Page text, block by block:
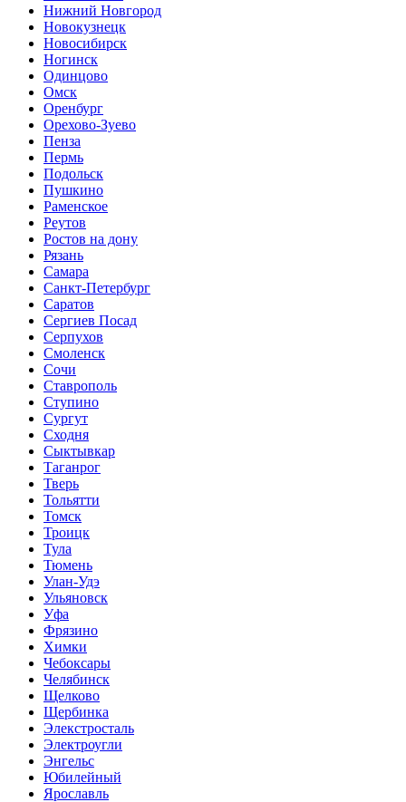
Нижний Новгород
Новокузнецк
Новосибирск
Ногинск
Одинцово
Омск
Оренбург
Орехово-Зуево
Пенза
Пермь
Подольск
Пушкино
Раменское
Реутов
Ростов на дону
Рязань
Самара
Санкт-Петербург
Саратов
Сергиев Посад
Серпухов
Смоленск
Сочи
Ставрополь
Ступино
Сургут
Сходня
Сыктывкар
Таганрог
Тверь
Тольятти
Томск
Троицк
Тула
Тюмень
Улан-Удэ
Ульяновск
Уфа
Фрязино
Химки
Чебоксары
Челябинск
Щелково
Щербинка
Элекстросталь
Электроугли
Энгельс
Юбилейный
Ярославль